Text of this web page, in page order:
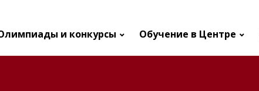
и конкурсы Обучение в Центре